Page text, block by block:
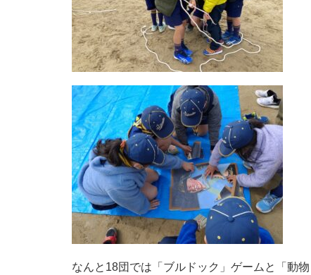
なんと18団では「ブルドック」ゲームと「動